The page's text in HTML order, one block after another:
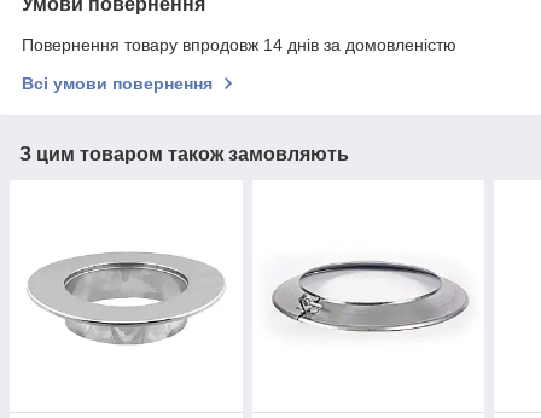
Повернення товару впродовж 14 днів за домовленістю
Всі умови повернення
З цим товаром також замовляють